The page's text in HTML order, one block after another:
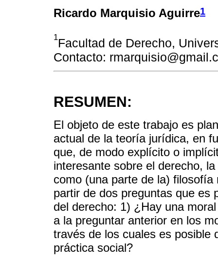
Ricardo Marquisio Aguirre1
1Facultad de Derecho,
Contacto:
RESUMEN:
El objeto de este trabajo es
actual de la teoría jurídica, en
que, de modo explícito o
interesante sobre el derecho,
como (una parte de la)
partir de dos preguntas que es
del derecho: 1) ¿Hay una
a la preguntar anterior en los
través de los cuales es posible
práctica social?